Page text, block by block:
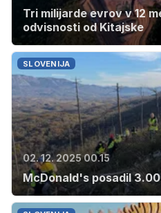
Tri milijarde evrov v 12
odvisnosti od Kitajske
SLOVENIJA
02. 12. 2025 00.15
McDonald's posadil